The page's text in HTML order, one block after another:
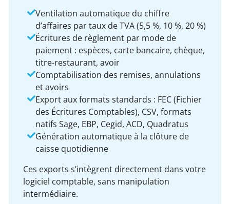
Ventilation automatique du chiffre
d’affaires par taux de TVA (5,5 %, 10 %, 20 %)
Écritures de règlement par mode de
paiement : espèces, carte bancaire, chèque,
titre-restaurant, avoir
Comptabilisation des remises, annulations
et avoirs
Export aux formats standards : FEC (Fichier
des Écritures Comptables), CSV, formats
natifs Sage, EBP, Cegid, ACD, Quadratus
Génération automatique à la clôture de
caisse quotidienne
Ces exports s’intègrent directement dans votre
logiciel comptable, sans manipulation
intermédiaire.